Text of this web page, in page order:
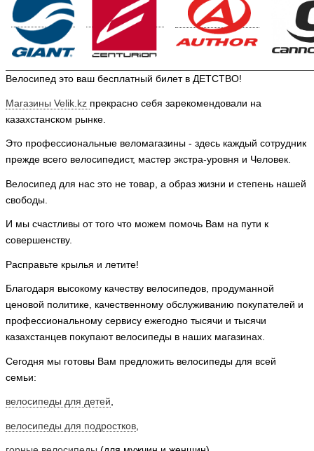
Велосипед это ваш бесплатный билет в ДЕТСТВО!
Магазины Velik.kz прекрасно себя зарекомендовали на
казахстанском рынке.
Это профессиональные веломагазины - здесь каждый сотрудник
прежде всего велосипедист, мастер экстра-уровня и Человек.
Велосипед для нас это не товар, а образ жизни и степень нашей
свободы.
И мы счастливы от того что можем помочь Вам на пути к
совершенству.
Расправьте крылья и летите!
Благодаря высокому качеству велосипедов, продуманной
ценовой политике, качественному обслуживанию покупателей и
профессиональному сервису ежегодно тысячи и тысячи
казахстанцев покупают велосипеды в наших магазинах.
Сегодня мы готовы Вам предложить велосипеды для всей
семьи:
велосипеды для детей
велосипеды для подростков